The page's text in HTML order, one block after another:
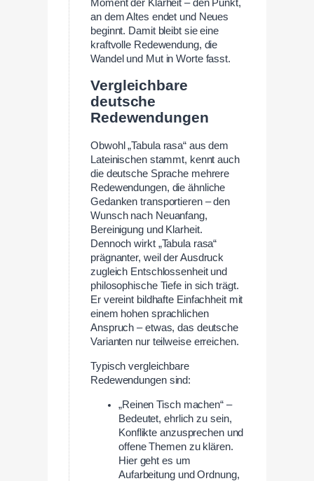
Moment der Klarheit – den Punkt,
an dem Altes endet und Neues
beginnt. Damit bleibt sie eine
kraftvolle Redewendung, die
Wandel und Mut in Worte fasst.
Vergleichbare
deutsche
Redewendungen
Obwohl „Tabula rasa“ aus dem
Lateinischen stammt, kennt auch
die deutsche Sprache mehrere
Redewendungen, die ähnliche
Gedanken transportieren – den
Wunsch nach Neuanfang,
Bereinigung und Klarheit.
Dennoch wirkt „Tabula rasa“
prägnanter, weil der Ausdruck
zugleich Entschlossenheit und
philosophische Tiefe in sich trägt.
Er vereint bildhafte Einfachheit mit
einem hohen sprachlichen
Anspruch – etwas, das deutsche
Varianten nur teilweise erreichen.
Typisch vergleichbare
Redewendungen sind:
„Reinen Tisch machen“ –
Bedeutet, ehrlich zu sein,
Konflikte anzusprechen und
offene Themen zu klären.
Hier geht es um
Aufarbeitung und Ordnung,